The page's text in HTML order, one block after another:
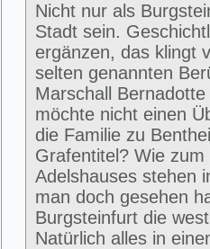
Nicht nur als
Stadt sein.
ergänzen, das klingt
selten genannten
Marschall
möchte nicht einen
die Familie zu
Grafentitel? Wie
Adelshauses stehen
man doch gesehen
Burgsteinfurt die
Natürlich alles in